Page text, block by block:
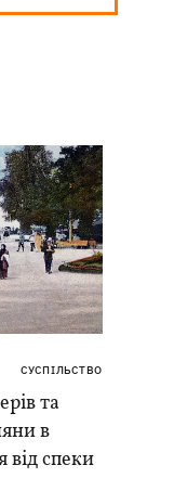
СУСПІЛЬСТВО
та
в
від спеки